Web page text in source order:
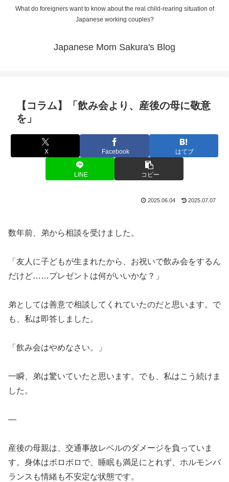
What do foreigners want to know about the real child-rearing situation of
Japanese working couples?
Japanese Mom Sakura's Blog
【コラム】「飲み会より、産後の母に敬意
を」
X Facebook はてブ
LINE コピー
2025.06.04 2025.07.07
数年前、弟から相談を受けました。
「友人に子どもが生まれたから、お祝いで飲み会をするん
だけど……プレゼントは何がいいかな？」
弟としては善意で相談してくれていたのだと思います。で
も、私は即答しました。
「飲み会はやめなさい。」
一瞬、弟は驚いていたと思います。でも、私はこう続けま
した。
—
産後の母親は、交通事故レベルのダメージを負っていま
す。身体はボロボロで、睡眠も満足にとれず、ホルモンバ
ランスも情緒も不安定な状態です。